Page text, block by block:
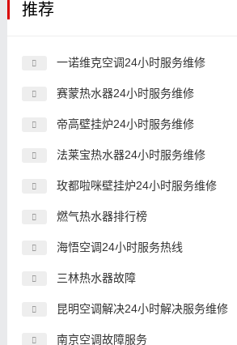
推荐
一诺维克空调24小时服务维修
赛蒙热水器24小时服务维修
帝高壁挂炉24小时服务维修
法莱宝热水器24小时服务维修
玫都啦咪壁挂炉24小时服务维修
燃气热水器排行榜
海悟空调24小时服务热线
三林热水器故障
昆明空调解决24小时解决服务维修
南京空调故障服务